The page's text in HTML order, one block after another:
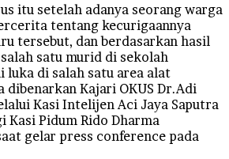
itu setelah adanya seorang warga
tentang kecurigaannya
tersebut, dan berdasarkan hasil
satu murid di sekolah
luka di salah satu area alat
Kajari OKUS Dr.Adi
Kasi Intelijen Aci Jaya Saputra
Kasi Pidum Rido Dharma
gelar press conference pada